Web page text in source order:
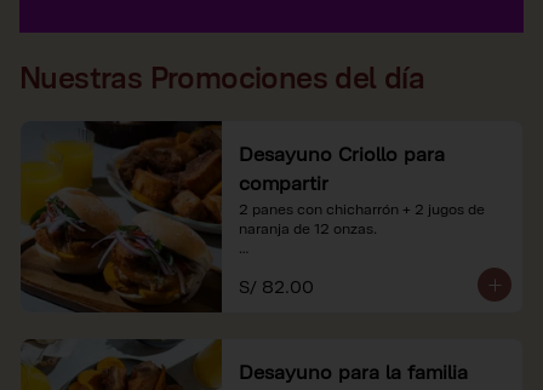
Nuestras Promociones del día
Desayuno Criollo para
compartir
2 panes con chicharrón + 2 jugos de
naranja de 12 onzas.
*Nuestros precios están expresados en
soles e incluyen impuestos de ley y
S/ 82.00
Desayuno para la familia